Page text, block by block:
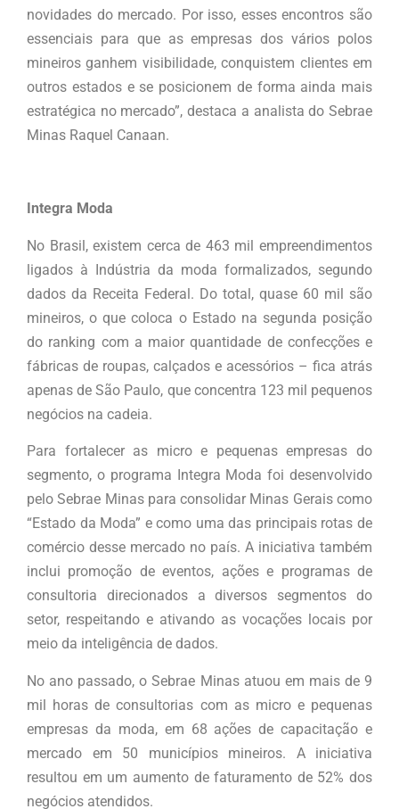
novidades do mercado. Por isso, esses encontros são
essenciais para que as empresas dos vários polos
mineiros ganhem visibilidade, conquistem clientes em
outros estados e se posicionem de forma ainda mais
estratégica no mercado”, destaca a analista do Sebrae
Minas Raquel Canaan.
Integra Moda
No Brasil, existem cerca de 463 mil empreendimentos
ligados à Indústria da moda formalizados, segundo
dados da Receita Federal. Do total, quase 60 mil são
mineiros, o que coloca o Estado na segunda posição
do ranking com a maior quantidade de confecções e
fábricas de roupas, calçados e acessórios – fica atrás
apenas de São Paulo, que concentra 123 mil pequenos
negócios na cadeia.
Para fortalecer as micro e pequenas empresas do
segmento, o programa Integra Moda foi desenvolvido
pelo Sebrae Minas para consolidar Minas Gerais como
“Estado da Moda” e como uma das principais rotas de
comércio desse mercado no país. A iniciativa também
inclui promoção de eventos, ações e programas de
consultoria direcionados a diversos segmentos do
setor, respeitando e ativando as vocações locais por
meio da inteligência de dados.
No ano passado, o Sebrae Minas atuou em mais de 9
mil horas de consultorias com as micro e pequenas
empresas da moda, em 68 ações de capacitação e
mercado em 50 municípios mineiros. A iniciativa
resultou em um aumento de faturamento de 52% dos
negócios atendidos.